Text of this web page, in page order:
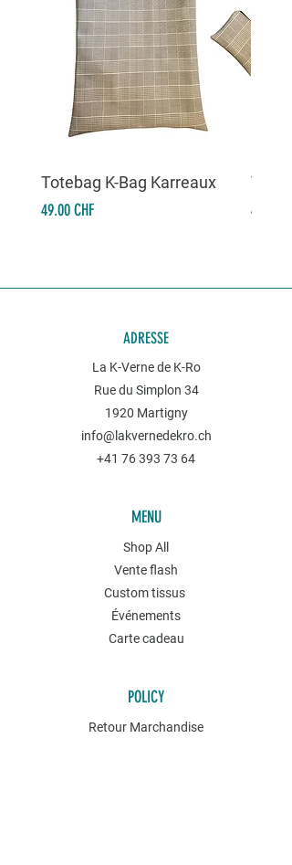
Totebag K-Bag Karreaux
Prix
49.00 CHF Prix
49.00
ADRESSE
La K-Verne de K-Ro
Rue du Simplon 34
1920 Martigny
info@lakvernedekro.ch
+41 76 393 73 64
MENU
Shop All
Vente flash
Custom tissus
Événements
Carte cadeau
POLICY
Retour Marchandise